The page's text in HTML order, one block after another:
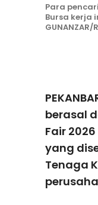
Para
Bursa kerja
GUNANZAR/
berasal
Fair
yang
Tenaga